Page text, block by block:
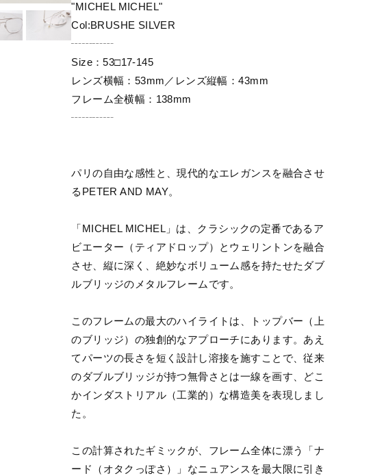
"MICHEL MICHEL"
Col:BRUSHE SILVER
┄┄┄┄
Size：53□17-145
レンズ横幅：53mm／レンズ縦幅：43mm
フレーム全横幅：138mm
┄┄┄┄
パリの自由な感性と、現代的なエレガンスを融合させ
るPETER AND MAY。
「MICHEL MICHEL」は、クラシックの定番であるア
ビエーター（ティアドロップ）とウェリントンを融合
させ、縦に深く、絶妙なボリューム感を持たせたダブ
ルブリッジのメタルフレームです。
このフレームの最大のハイライトは、トップバー（上
のブリッジ）の独創的なアプローチにあります。あえ
てパーツの長さを短く設計し溶接を施すことで、従来
のダブルブリッジが持つ無骨さとは一線を画す、どこ
かインダストリアル（工業的）な構造美を表現しまし
た。
この計算されたギミックが、フレーム全体に漂う「ナ
ード（オタクっぽさ）」なニュアンスを最大限に引き